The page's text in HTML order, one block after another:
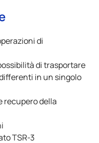
di
di trasportare
in un singolo
recupero della
TSR-3